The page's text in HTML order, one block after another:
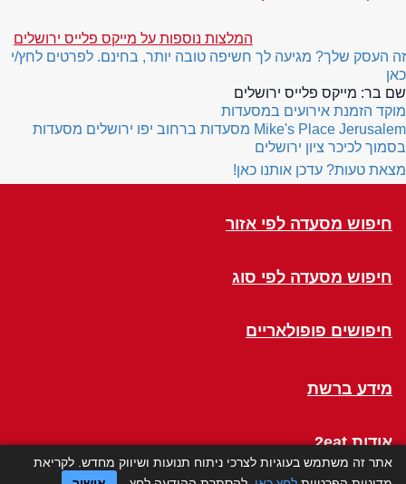
המלצות נוספות על מייקס פלייס ירושלים
זה העסק שלך? מגיעה לך חשיפה טובה יותר, בחינם. לפרטים לחץ/י
כאן
שם בר: מייקס פלייס ירושלים
מוקד הזמנת אירועים במסעדות
Mike's Place Jerusalem מסעדות ברחוב יפו ירושלים מסעדות
בסמוך לכיכר ציון ירושלים
מצאת טעות? עדכן אותנו כאן!
חיפוש מסעדה לפי אזור
חיפוש מסעדה לפי סוג
חיפושים פופולאריים
מידע ברשת
אודות 2eat
אתר זה משתמש בעוגיות לצרכי ניתוח תנועות ושיווק מחדש. לקריאת